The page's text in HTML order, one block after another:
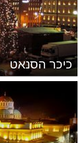
כיכר הסנאט